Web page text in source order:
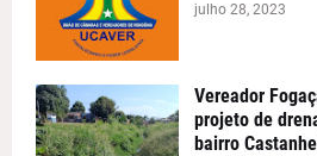
julho 28, 2023
Vereador
projeto de
bairro